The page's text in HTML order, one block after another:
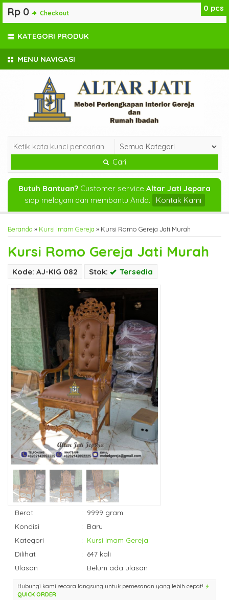
MENU NAVIGASI
Cari
Butuh Bantuan? Customer service Altar Jati Jepara
siap melayani dan membantu Anda.
Kontak Kami
Beranda » Kursi Imam Gereja » Kursi Romo Gereja Jati Murah
Kursi Romo Gereja Jati Murah
Kode: AJ-KIG 082 Stok: Tersedia
Berat : 9999 gram
Kondisi
: Baru
Kategori
: Kursi Imam Gereja
Dilihat
: 647 kali
Ulasan
: Belum ada ulasan
Hubungi kami secara langsung untuk pemesanan yang lebih cepat!
QUICK ORDER
0 pcs
Rp 0 Checkout
KATEGORI PRODUK